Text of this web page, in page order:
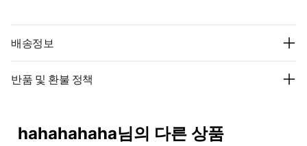
배송정보
반품 및 환불 정책
hahahahaha님의 다른 상품